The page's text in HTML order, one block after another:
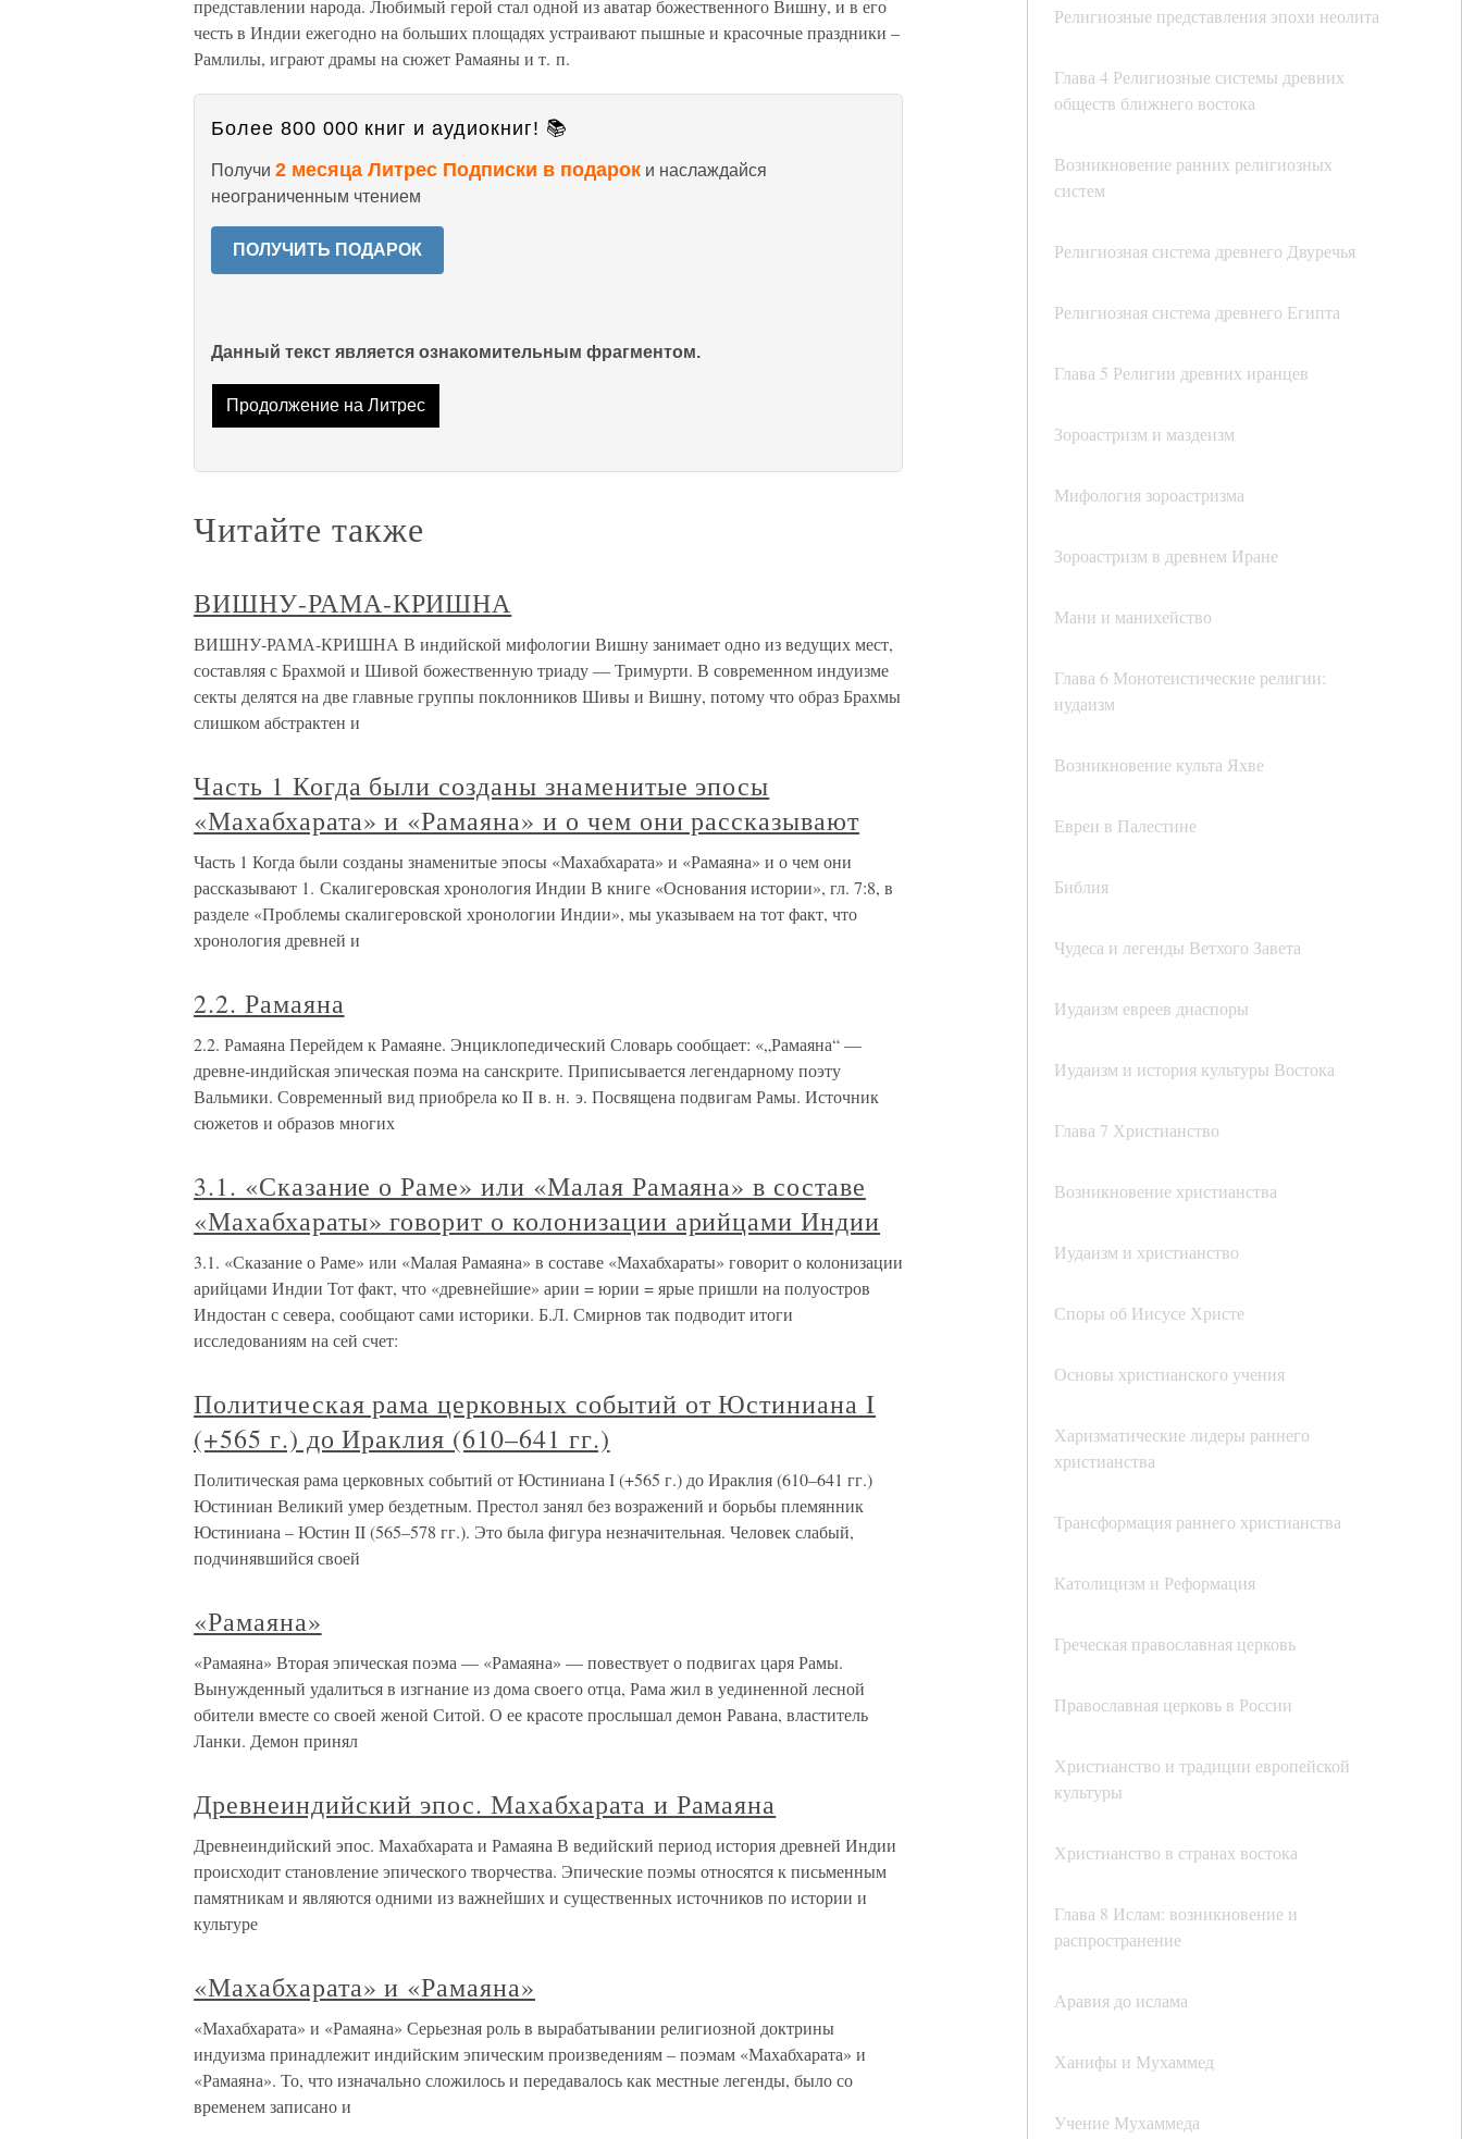
Религиозные представления эпохи неолита
Глава 4 Религиозные системы древних
обществ ближнего востока
Возникновение ранних религиозных
систем
Религиозная система древнего Двуречья
Религиозная система древнего Египта
Глава 5 Религии древних иранцев
Зороастризм и маздеизм
Мифология зороастризма
Зороастризм в древнем Иране
Мани и манихейство
Глава 6 Монотеистические религии:
иудаизм
Возникновение культа Яхве
Евреи в Палестине
Библия
Чудеса и легенды Ветхого Завета
Иудаизм евреев диаспоры
Иудаизм и история культуры Востока
Глава 7 Христианство
Возникновение христианства
Иудаизм и христианство
Споры об Иисусе Христе
Основы христианского учения
Харизматические лидеры раннего
христианства
Трансформация раннего христианства
Католицизм и Реформация
Греческая православная церковь
Православная церковь в России
Христианство и традиции европейской
культуры
Христианство в странах востока
Глава 8 Ислам: возникновение и
распространение
Аравия до ислама
Ханифы и Мухаммед
Учение Мухаммеда
представлении народа. Любимый герой стал одной из аватар божественного Вишну, и в его
честь в Индии ежегодно на больших площадях устраивают пышные и красочные праздники –
Рамлилы, играют драмы на сюжет Рамаяны и т. п.
Более 800 000 книг и аудиокниг! 📚
Получи 2 месяца Литрес Подписки в подарок и наслаждайся
неограниченным чтением
ПОЛУЧИТЬ ПОДАРОК
Данный текст является ознакомительным фрагментом.
Продолжение на Литрес
Читайте также
ВИШНУ-РАМА-КРИШНА
ВИШНУ-РАМА-КРИШНА В индийской мифологии Вишну занимает одно из ведущих мест,
составляя с Брахмой и Шивой божественную триаду — Тримурти. В современном индуизме
секты делятся на две главные группы поклонников Шивы и Вишну, потому что образ Брахмы
слишком абстрактен и
Часть 1 Когда были созданы знаменитые эпосы
«Махабхарата» и «Рамаяна» и о чем они рассказывают
Часть 1 Когда были созданы знаменитые эпосы «Махабхарата» и «Рамаяна» и о чем они
рассказывают 1. Скалигеровская хронология Индии В книге «Основания истории», гл. 7:8, в
разделе «Проблемы скалигеровской хронологии Индии», мы указываем на тот факт, что
хронология древней и
2.2. Рамаяна
2.2. Рамаяна Перейдем к Рамаяне. Энциклопедический Словарь сообщает: «„Рамаяна“ —
древне-индийская эпическая поэма на санскрите. Приписывается легендарному поэту
Вальмики. Современный вид приобрела ко II в. н. э. Посвящена подвигам Рамы. Источник
сюжетов и образов многих
3.1. «Сказание о Раме» или «Малая Рамаяна» в составе
«Махабхараты» говорит о колонизации арийцами Индии
3.1. «Сказание о Раме» или «Малая Рамаяна» в составе «Махабхараты» говорит о колонизации
арийцами Индии Тот факт, что «древнейшие» арии = юрии = ярые пришли на полуостров
Индостан с севера, сообщают сами историки. Б.Л. Смирнов так подводит итоги
исследованиям на сей счет:
Политическая рама церковных событий от Юстиниана I
(+565 г.) до Ираклия (610–641 гг.)
Политическая рама церковных событий от Юстиниана I (+565 г.) до Ираклия (610–641 гг.)
Юстиниан Великий умер бездетным. Престол занял без возражений и борьбы племянник
Юстиниана – Юстин II (565–578 гг.). Это была фигура незначительная. Человек слабый,
подчинявшийся своей
«Рамаяна»
«Рамаяна» Вторая эпическая поэма — «Рамаяна» — повествует о подвигах царя Рамы.
Вынужденный удалиться в изгнание из дома своего отца, Рама жил в уединенной лесной
обители вместе со своей женой Ситой. О ее красоте прослышал демон Равана, властитель
Ланки. Демон принял
Древнеиндийский эпос. Махабхарата и Рамаяна
Древнеиндийский эпос. Махабхарата и Рамаяна В ведийский период история древней Индии
происходит становление эпического творчества. Эпические поэмы относятся к письменным
памятникам и являются одними из важнейших и существенных источников по истории и
культуре
«Махабхарата» и «Рамаяна»
«Махабхарата» и «Рамаяна» Серьезная роль в вырабатывании религиозной доктрины
индуизма принадлежит индийским эпическим произведениям – поэмам «Махабхарата» и
«Рамаяна». То, что изначально сложилось и передавалось как местные легенды, было со
временем записано и